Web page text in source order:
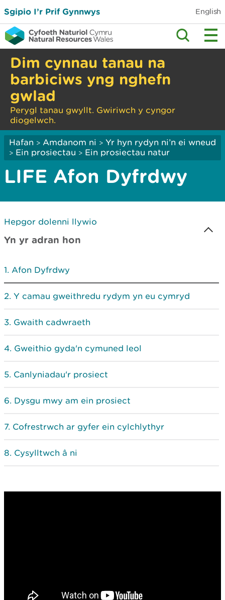
Sgipio I’r Prif Gynnwys English
Dim cynnau tanau na
barbiciws yng nghefn
gwlad
Perygl tanau gwyllt. Gwiriwch y cyngor
diogelwch.
Hafan > Amdanom ni > Yr hyn rydyn ni’n ei wneud
> Ein prosiectau > Ein prosiectau natur
LIFE Afon Dyfrdwy
Hepgor dolenni llywio
Yn yr adran hon
Afon Dyfrdwy
Y camau gweithredu rydym yn eu cymryd
Gwaith cadwraeth
Gweithio gyda'n cymuned leol
Canlyniadau'r prosiect
Dysgu mwy am ein prosiect
Cofrestrwch ar gyfer ein cylchlythyr
Cysylltwch â ni